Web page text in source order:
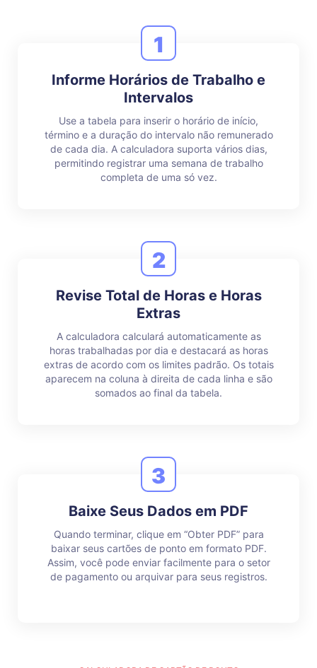
1
Informe Horários de Trabalho e
Intervalos
Use a tabela para inserir o horário de início,
término e a duração do intervalo não remunerado
de cada dia. A calculadora suporta vários dias,
permitindo registrar uma semana de trabalho
completa de uma só vez.
2
Revise Total de Horas e Horas
Extras
A calculadora calculará automaticamente as
horas trabalhadas por dia e destacará as horas
extras de acordo com os limites padrão. Os totais
aparecem na coluna à direita de cada linha e são
somados ao final da tabela.
3
Baixe Seus Dados em PDF
Quando terminar, clique em “Obter PDF” para
baixar seus cartões de ponto em formato PDF.
Assim, você pode enviar facilmente para o setor
de pagamento ou arquivar para seus registros.